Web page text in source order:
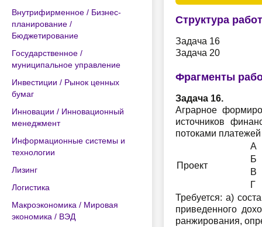
Внутрифирменное / Бизнес-
планирование /
Бюджетирование
Государственное /
муниципальное управление
Инвестиции / Рынок ценных
бумаг
Инновации / Инновационный
менеджмент
Информационные системы и
технологии
Лизинг
Логистика
Макроэкономика / Мировая
экономика / ВЭД
Структура
Задача 16
Задача 20
Фрагменты
Задача 16.
Аграрное
источников
потоками
Проект
А
Б
В
Г
Требуется: а)
приведенного
ранжирования,